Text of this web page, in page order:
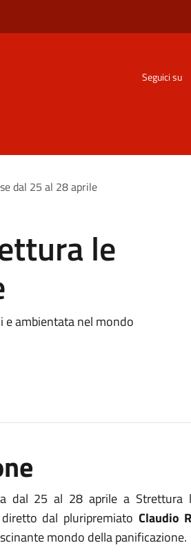
Seguici su
dal 25 al 28 aprile
le
e ambientata nel mondo
dal 25 al 28 aprile a Strettura
dal pluripremiato Claudio
mondo della panificazione.